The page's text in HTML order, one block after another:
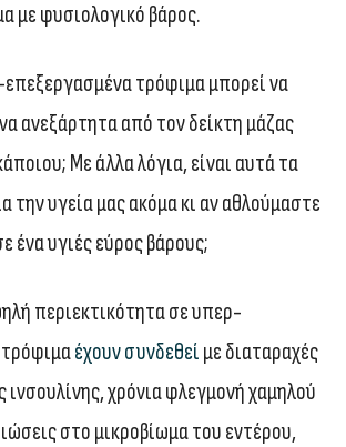
με φυσιολογικό βάρος.
τρόφιμα μπορεί να
ανεξάρτητα από τον δείκτη μάζας
Με άλλα λόγια, είναι αυτά τα
την υγεία μας ακόμα κι αν αθλούμαστε
ένα υγιές εύρος βάρους;
περιεκτικότητα σε υπερ-
έχουν συνδεθεί με διαταραχές
χρόνια φλεγμονή χαμηλού
στο μικροβίωμα του εντέρου,